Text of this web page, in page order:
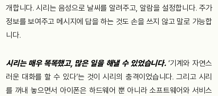
개합니다. 시리는 음성으로 날씨를 알려주고, 알람을 설정합니다. 주가
정보를 보여주고 메시지에 답을 하는 것도 손을 쓰지 않고 말로 가능합
니다.
시리는 매우 똑똑했고, 많은 일을 해낼 수 있었습니다. ‘기계와 자연스
러운 대화를 할 수 있다’는 것이 시리의 충격이었습니다. 그리고 시리
를 꺼내 놓으면서 아이폰은 하드웨어 뿐 아니라 소프트웨어와 서비스